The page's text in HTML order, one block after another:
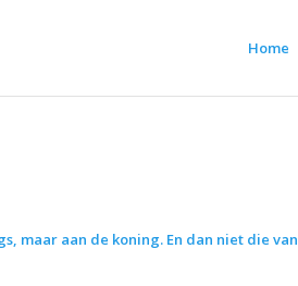
Home
maar aan de koning. En dan niet die van